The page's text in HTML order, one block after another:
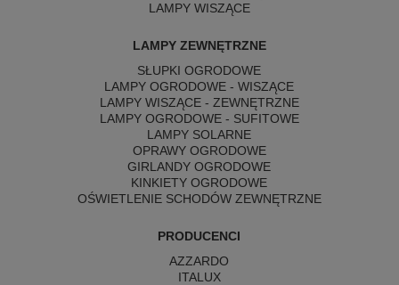
LAMPY WISZĄCE
LAMPY ZEWNĘTRZNE
SŁUPKI OGRODOWE
LAMPY OGRODOWE - WISZĄCE
LAMPY WISZĄCE - ZEWNĘTRZNE
LAMPY OGRODOWE - SUFITOWE
LAMPY SOLARNE
OPRAWY OGRODOWE
GIRLANDY OGRODOWE
KINKIETY OGRODOWE
OŚWIETLENIE SCHODÓW ZEWNĘTRZNE
PRODUCENCI
AZZARDO
ITALUX